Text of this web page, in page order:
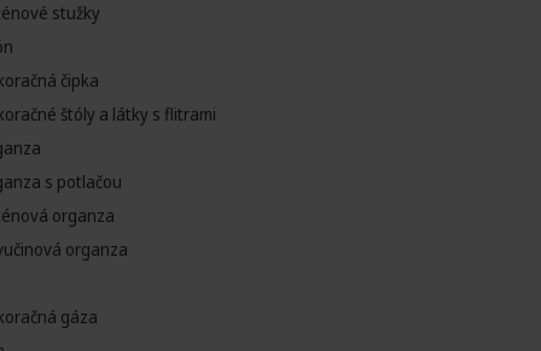
stužky
čipka
štóly a látky s flitrami
s potlačou
organza
organza
gáza